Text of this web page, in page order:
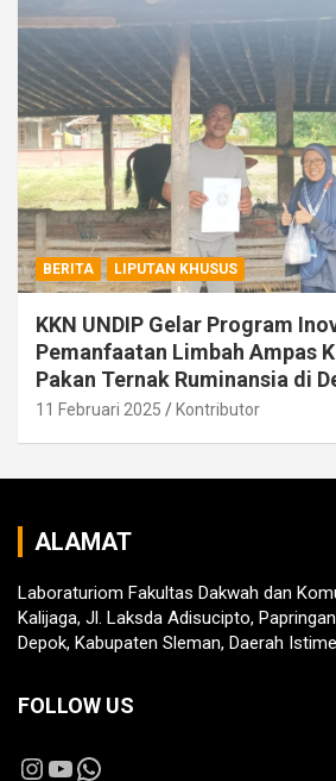
BERITA LIPUTAN KHUSUS
KKN UNDIP Gelar Program
Pemanfaatan Limbah Ampas
Pakan Ternak Ruminansia di
11 Februari 2025 Kontributor
ALAMAT
Laboraturiom Fakultas Dakwah dan
Kalijaga, Jl. Laksda Adisucipto,
Depok, Kabupaten Sleman, Daerah
FOLLOW US
Instagram
YouTube
WhatsApp